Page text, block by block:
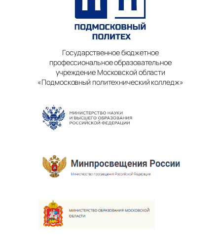
Государственное бюджетное
профессиональное образовательное
учреждение Московской области
«Подмосковный политехнический колледж»